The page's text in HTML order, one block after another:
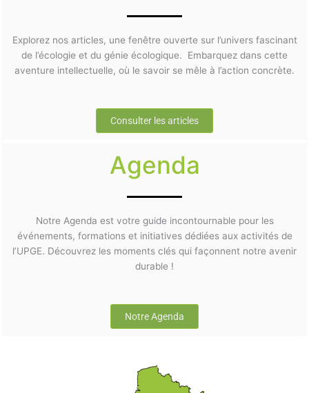
Explorez nos articles, une fenêtre ouverte sur l’univers fascinant
de l’écologie et du génie écologique. Embarquez dans cette
aventure intellectuelle, où le savoir se mêle à l’action concrète.
Consulter les articles
Agenda
Notre Agenda est votre guide incontournable pour les
événements, formations et initiatives dédiées aux activités de
l’UPGE. Découvrez les moments clés qui façonnent notre avenir
durable !
Notre Agenda